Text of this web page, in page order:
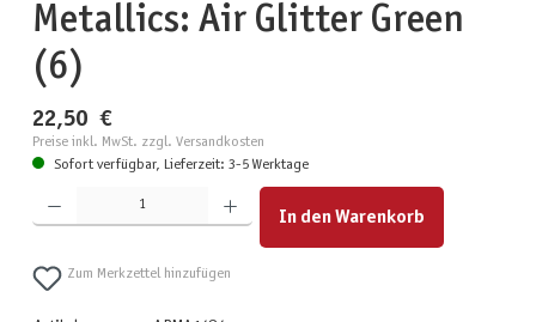
Metallics: Air Glitter Green
(6)
22,50 €
Preise inkl. MwSt. zzgl. Versandkosten
Sofort verfügbar, Lieferzeit: 3-5 Werktage
Produkt Anzahl: Gib den gewünschten Wert ein oder benutze die Schaltflächen um die Anzahl zu
In den Warenkorb
Zum Merkzettel hinzufügen